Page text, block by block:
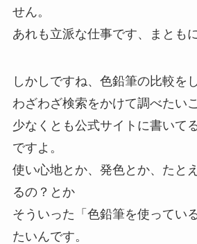
せん。
あれも立派な仕事です、まとも
しかしですね、色鉛筆の比較を
わざわざ検索をかけて調べたい
少なくとも公式サイトに書いて
ですよ。
使い心地とか、発色とか、たと
るの？とか
そういった「色鉛筆を使ってい
たいんです。